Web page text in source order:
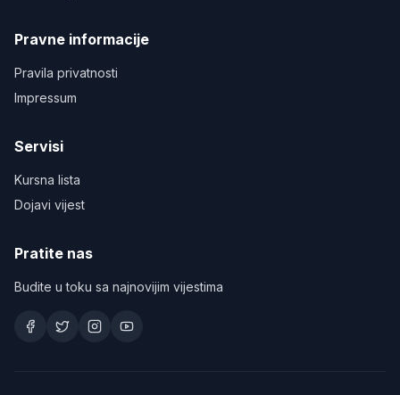
Pravne informacije
Pravila privatnosti
Impressum
Servisi
Kursna lista
Dojavi vijest
Pratite nas
Budite u toku sa najnovijim vijestima